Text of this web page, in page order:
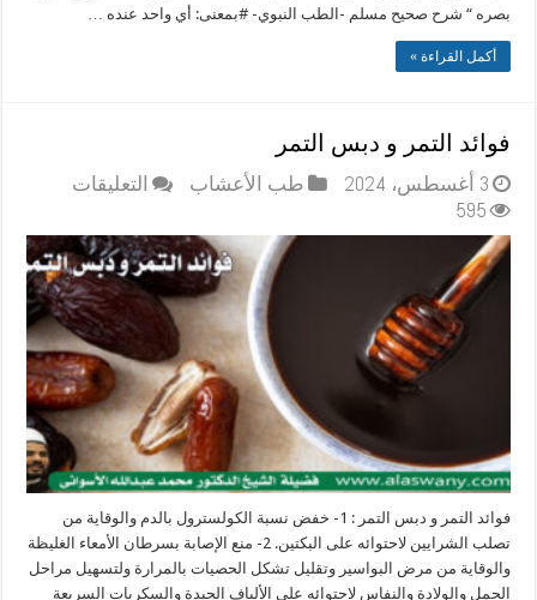
بصره “ شرح صحيح مسلم -الطب النبوي- #بمعنى: أي واحد عنده …
أكمل القراءة »
فوائد التمر و دبس التمر
3 أغسطس، 2024 طب الأعشاب التعليقات
التمر
و
دبس
التمر
مغلقة
595
فوائد التمر و دبس التمر : 1- خفض نسبة الكولسترول بالدم والوقاية من
تصلب الشرايين لاحتوائه على البكتين. 2- منع الإصابة بسرطان الأمعاء الغليظة
والوقاية من مرض البواسير وتقليل تشكل الحصيات بالمرارة ولتسهيل مراحل
الحمل والولادة والنفاس لاحتوائه على الألياف الجيدة والسكريات السريعة